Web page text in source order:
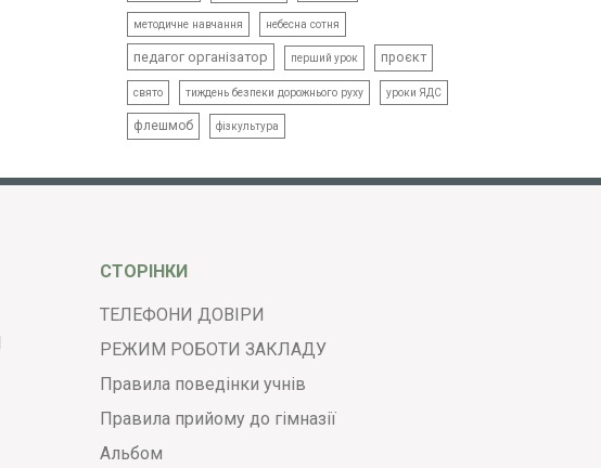
методичне навчання небесна сотня
педагог організатор перший урок проєкт
свято тиждень безпеки дорожнього руху уроки ЯДС
флешмоб фізкультура
СТОРІНКИ
ТЕЛЕФОНИ ДОВІРИ
РЕЖИМ РОБОТИ ЗАКЛАДУ
Правила поведінки учнів
Правила прийому до гімназії
Альбом